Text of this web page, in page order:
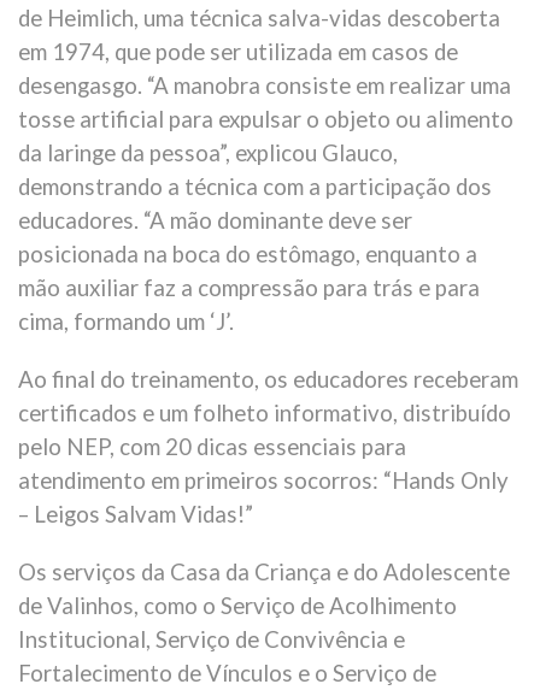
de Heimlich, uma técnica salva-vidas descoberta
em 1974, que pode ser utilizada em casos de
desengasgo. “A manobra consiste em realizar uma
tosse artificial para expulsar o objeto ou alimento
da laringe da pessoa”, explicou Glauco,
demonstrando a técnica com a participação dos
educadores. “A mão dominante deve ser
posicionada na boca do estômago, enquanto a
mão auxiliar faz a compressão para trás e para
cima, formando um ‘J’.
Ao final do treinamento, os educadores receberam
certificados e um folheto informativo, distribuído
pelo NEP, com 20 dicas essenciais para
atendimento em primeiros socorros: “Hands Only
– Leigos Salvam Vidas!”
Os serviços da Casa da Criança e do Adolescente
de Valinhos, como o Serviço de Acolhimento
Institucional, Serviço de Convivência e
Fortalecimento de Vínculos e o Serviço de